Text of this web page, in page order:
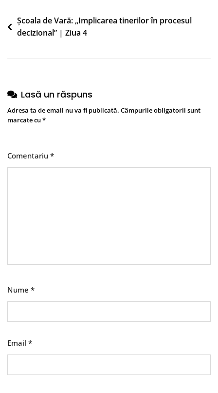
Navigare
Școala de Vară: „Implicarea tinerilor în procesul
decizional” | Ziua 4
Lasă un răspuns
Adresa ta de email nu va fi publicată. Câmpurile obligatorii sunt
marcate cu*
Comentariu *
Nume *
Email *